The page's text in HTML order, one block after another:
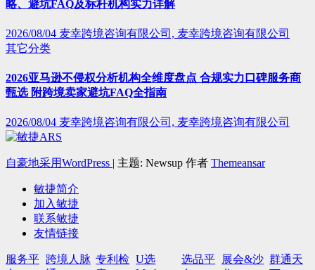
略、避坑FAQ及标杆机构实力详解
2026/08/04 麦幸跨境咨询有限公司, 麦幸跨境咨询有限公司
其它分类
2026亚马逊不侵权分析机构全维度盘点 合规实力口碑服务商
甄选 附跨境卖家避坑FAQ全指南
2026/08/04 麦幸跨境咨询有限公司, 麦幸跨境咨询有限公司
自豪地采用WordPress | 主题: Newsup 作者 Themeansar
敏捷简介
加入敏捷
联系敏捷
友情链接
服务平 跨境人脉 专利检
U选
选品平 展会&沙 群通天